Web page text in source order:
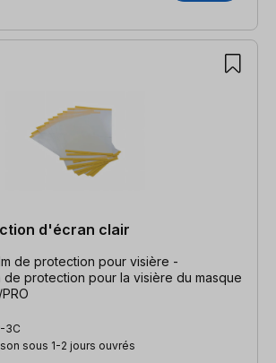
d'écran clair
de protection pour visière -
de protection pour la visière du masque
3C
sous 1-2 jours ouvrés